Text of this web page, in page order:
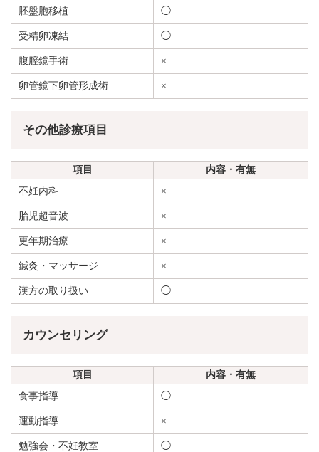
胚盤胞移植 ◯
受精卵凍結 ◯
腹膣鏡手術 ×
卵管鏡下卵管形成術 ×
その他診療項目
項目
内容・有無
不妊内科
×
胎児超音波 ×
更年期治療 ×
鍼灸・マッサージ ×
漢方の取り扱い ◯
カウンセリング
項目
内容・有無
食事指導
◯
運動指導 ×
勉強会・不妊教室 ◯